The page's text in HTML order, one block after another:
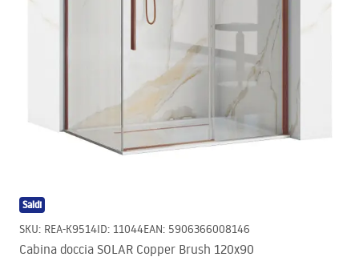
Saldi
SKU: REA-K9514ID: 11044EAN: 5906366008146
Cabina doccia SOLAR Copper Brush 120x90